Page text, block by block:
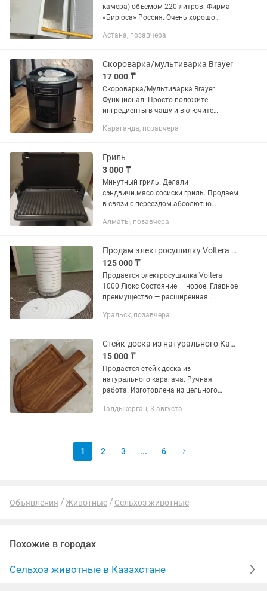
камера) объемом 220 литров. Фирма
«Бирюса» Россия. Очень хорошо
продукты. Новые стоят от 123.000
за...
Астана, позавчера
Скороварка/мультиварка Brayer
17 000 ₸
Скороварка/Мультиварка Brayer
Функционал: Просто положите
ингредиенты в чашу и включите
комплект входят контейнер для
разнообразные...
Караганда, позавчера
Гриль
3 000 ₸
Минутный гриль. Делали
сэндвичи.мясо.сосиски гриль. Продаем
в связи с переездом.абсолютно
Алматы, позавчера
Продам электросушилку Voltera 1000 Люкс
125 000 ₸
Продается электросушилка Voltera
1000 Люкс Состояние — новое. Главное
преимущество — расширенная
стандартной комплектации из
1...
Уральск, позавчера
Стейк-доска из натурального Карагача
15 000 ₸
Продается стейк-доска из
натурального карагача. Ручная
работа. Изготовлена из цельного
текстурой древесины. Форма — лопата,
Талдыкорган, 3 августа
1 2 3 ... 6
Объявления Животные Сельхоз животные
Похожие в городах
Сельхоз животные в Казахстане